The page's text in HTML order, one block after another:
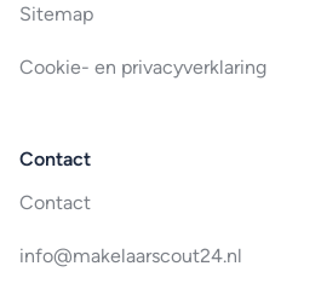
Sitemap
Cookie- en privacyverklaring
Contact
Contact
info@makelaarscout24.nl